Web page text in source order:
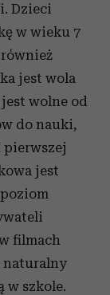
Dzieci
w wieku 7
jest wola
wolne od
do nauki,
pierwszej
jest
filmach
naturalny
w szkole.